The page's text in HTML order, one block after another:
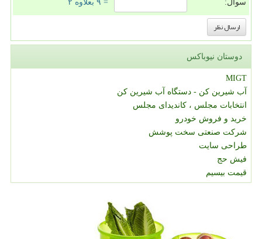
سوال: = ۹ بعلاوه ۲
دوستان نیوباکس
MIGT
آب شیرین کن - دستگاه آب شیرین کن
انتخابات مجلس ، کاندیدای مجلس
خرید و فروش خودرو
شرکت صنعتی سخت پوشش
طراحی سایت
فیش حج
قیمت بیسیم